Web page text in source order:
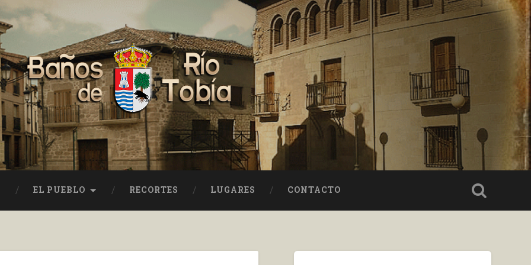
EL PUEBLO RECORTES LUGARES CONTACTO